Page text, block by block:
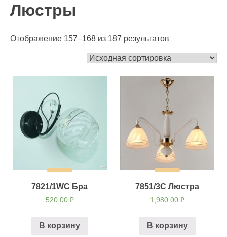
Люстры
Отображение 157–168 из 187 результатов
7821/1WC Бра
520.00 ₽
В корзину
7851/3С Люстра
1,980.00₽
В корзину